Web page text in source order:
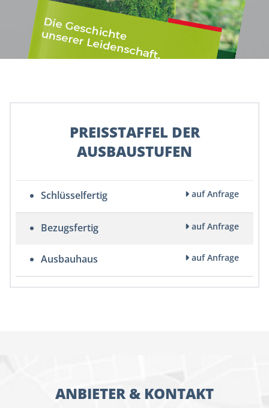
PREISSTAFFEL DER
AUSBAUSTUFEN
Schlüsselfertig auf Anfrage
Bezugsfertig auf Anfrage
Ausbauhaus auf Anfrage
ANBIETER & KONTAKT